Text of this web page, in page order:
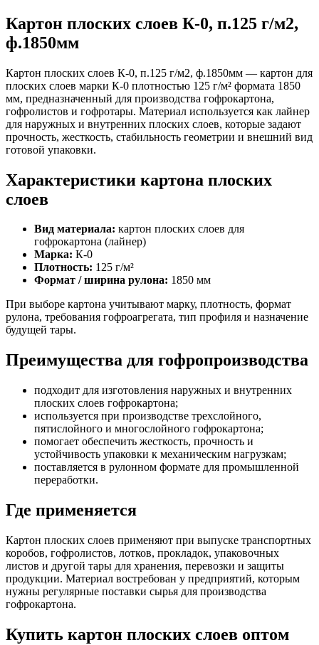
Картон плоских слоев К-0, п.125 г/м2,
ф.1850мм
Картон плоских слоев К-0, п.125 г/м2, ф.1850мм — картон для
плоских слоев марки К-0 плотностью 125 г/м² формата 1850
мм, предназначенный для производства гофрокартона,
гофролистов и гофротары. Материал используется как лайнер
для наружных и внутренних плоских слоев, которые задают
прочность, жесткость, стабильность геометрии и внешний вид
готовой упаковки.
Характеристики картона плоских
слоев
Вид материала: картон плоских слоев для
гофрокартона (лайнер)
Марка: К-0
Плотность: 125 г/м²
Формат / ширина рулона: 1850 мм
При выборе картона учитывают марку, плотность, формат
рулона, требования гофроагрегата, тип профиля и назначение
будущей тары.
Преимущества для гофропроизводства
подходит для изготовления наружных и внутренних
плоских слоев гофрокартона;
используется при производстве трехслойного,
пятислойного и многослойного гофрокартона;
помогает обеспечить жесткость, прочность и
устойчивость упаковки к механическим нагрузкам;
поставляется в рулонном формате для промышленной
переработки.
Где применяется
Картон плоских слоев применяют при выпуске транспортных
коробов, гофролистов, лотков, прокладок, упаковочных
листов и другой тары для хранения, перевозки и защиты
продукции. Материал востребован у предприятий, которым
нужны регулярные поставки сырья для производства
гофрокартона.
Купить картон плоских слоев оптом